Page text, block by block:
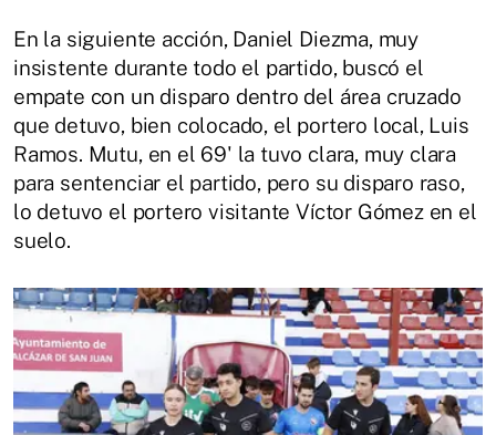
En la siguiente acción, Daniel Diezma, muy
insistente durante todo el partido, buscó el
empate con un disparo dentro del área cruzado
que detuvo, bien colocado, el portero local, Luis
Ramos. Mutu, en el 69' la tuvo clara, muy clara
para sentenciar el partido, pero su disparo raso,
lo detuvo el portero visitante Víctor Gómez en el
suelo.